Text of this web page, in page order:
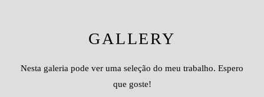
GALLERY
Nesta galeria pode ver uma seleção do meu trabalho. Espero
que goste!